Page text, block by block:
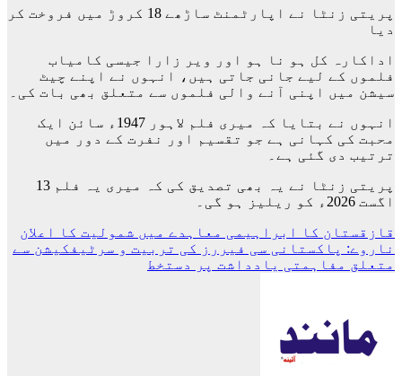
پریتی زنٹا نے اپارٹمنٹ ساڑھے 18 کروڑ میں فروخت کر
دیا
اداکارہ کل ہو نا ہو اور ویر زارا جیسی کامیاب
فلموں کے لیے جانی جاتی ہیں، انہوں نے اپنے چیٹ
سیشن میں اپنی آنے والی فلموں سے متعلق بھی بات کی۔
انہوں نے بتایا کہ میری فلم لاہور 1947ء سائن ایک
محبت کی کہانی ہے جو تقسیم اور نفرت کے دور میں
ترتیب دی گئی ہے۔
پریتی زنٹا نے یہ بھی تصدیق کی کہ میری یہ فلم 13
اگست 2026ء کو ریلیز ہو گی۔
پوسٹوں
کی
قازقستان کا ابراہیمی معاہدے میں شمولیت کا اعلان
ناروے: پاکستانی سی فیررز کی تربیت و سرٹیفکیشن سے
متعلق مفاہمتی یادداشت پر دستخط